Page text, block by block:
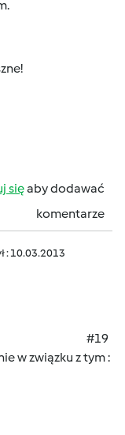
sięaby dodawać
komentarze
: 10.03.2013
#19
w związku z tym :